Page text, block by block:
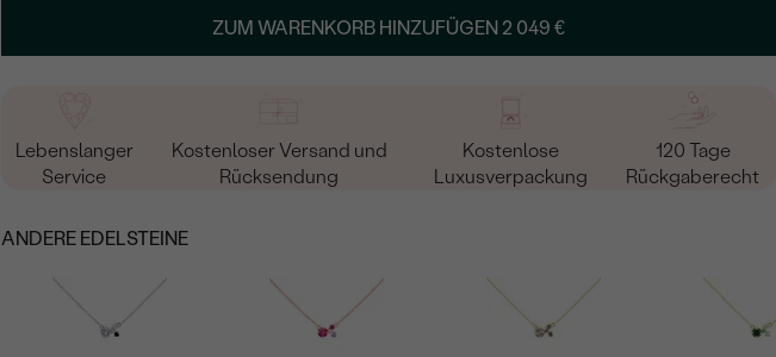
ZUM WARENKORB HINZUFÜGEN 2 049 €
Lebenslanger
Service
Kostenloser Versand und
Rücksendung
Kostenlose
Luxusverpackung
120 Tage
Rückgaberecht
ANDERE EDELSTEINE